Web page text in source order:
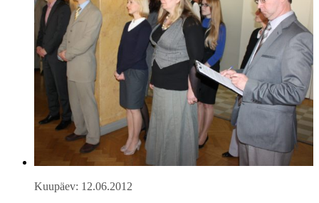
Kuupäev: 12.06.2012